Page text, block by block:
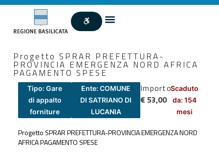
Progetto SPRAR PREFETTURA-
PROVINCIA EMERGENZA NORD AFRICA
PAGAMENTO SPESE
Tipo: Gare
di appalto
forniture
Ente: COMUNE
DI SATRIANO DI
LUCANIA
Importo
€ 53,00
Scaduto
da: 154
mesi
Progetto SPRAR PREFETTURA-PROVINCIA EMERGENZA NORD
AFRICA PAGAMENTO SPESE